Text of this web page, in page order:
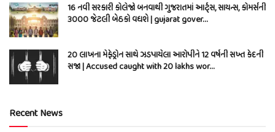
16 નવી સરકારી કોલેજો બનવાથી ગુજરાતમાં આર્ટ્સ, સાયન્સ, કોમર્સની
3000 જેટલી બેઠકો વધશે | gujarat gover…
20 લાખના મેફેડ્રોન સાથે ઝડપાયેલા આરોપીને 12 વર્ષની સખ્ત કેદની
સજા | Accused caught with 20 lakhs wor…
Recent News